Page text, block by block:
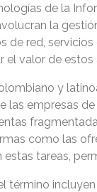
de la
la
de red,
el valor de
y
las empresas
como las
tareas,
incluyen